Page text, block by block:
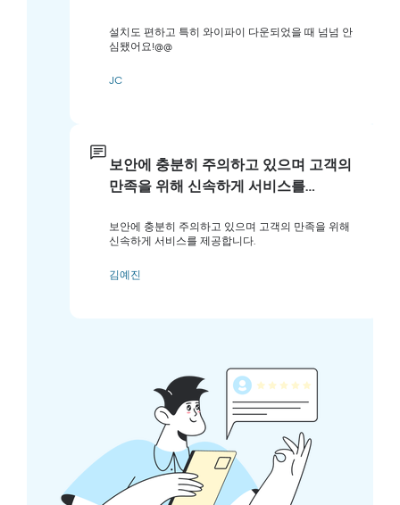
설치도 편하고 특히 와이파이 다운되었을 때 넘넘 안
심됐어요!@@
JC
보안에 충분히 주의하고 있으며 고객의
만족을 위해 신속하게 서비스를…
보안에 충분히 주의하고 있으며 고객의 만족을 위해
신속하게 서비스를 제공합니다.
김예진